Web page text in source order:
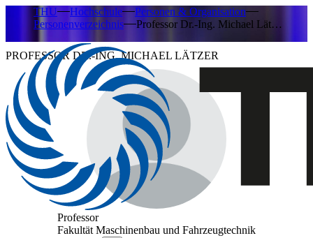
THU Hochschule
Personen & Organisation
Personenverzeichnis
Professor Dr.-Ing. Michael Lät…
PROFESSOR DR.-ING. MICHAEL LÄTZER
Professor
Fakultät Maschinenbau und Fahrzeugtechnik